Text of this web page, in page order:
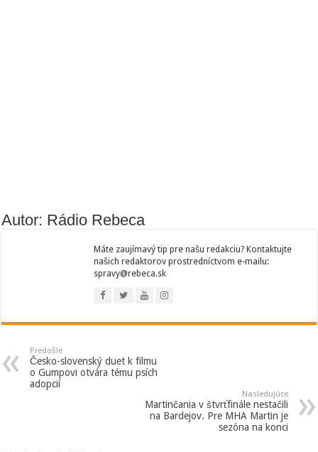
Autor: Rádio Rebeca
Máte zaujímavý tip pre našu redakciu? Kontaktujte
našich redaktorov prostredníctvom e-mailu:
spravy@rebeca.sk
Predošlé
Česko-slovenský duet k filmu
o Gumpovi otvára tému psích
adopcií
Nasledujúce
Martinčania v štvrťfinále nestačili
na Bardejov. Pre MHA Martin je
sezóna na konci